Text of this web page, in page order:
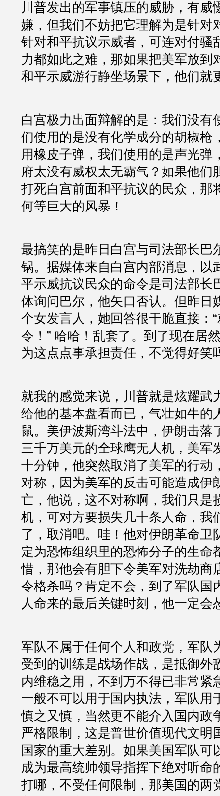
川普发出的军事镇压的威胁，有威
嫌，但我们不妨把它理解为是针对
针对和平抗议示威者，可连对付骚
力都如此之难，那如果把美军放到
和平示威游行静坐场景下，他们就
白宫极力出面辩解的是：我们没有
们使用的是没有化学成分的胡椒枪
用橡皮子弹，我们使用的是声光弹
府太没有威权太无霸气？如果他们
打死白宫前面和平抗议的民众，那
何等巨大的风暴！
最搞笑的是昨日白宫与司法部长巴
锅。据媒体来自白宫内部消息，以
平示威抗议民众的命令是司法部长
体询问巴尔，他矢口否认。但昨日
个女发言人，她回答很干脆直接：
令！” 哈哈！乱套了。到了现在居
为这点点事承担责任，不觉得好笑
就我的感觉来说，川普就是炫耀武
给他的基本盘看而已，气壮如牛的
鼠。美伊波斯湾斗法中，伊朗击落
三千万美元的全球鹰无人机，美军
十分钟，他突然取消了美军的行动
对称，因为美军的反击可能造成伊
亡，他说，这不对称啊，我们只是
机，可对方要损失几十条人命，我
了，取消吧。哇！他对伊朗革命卫
定为恐怖组织里的恐怖分子的生命
惜，那他会有胆下令美军对洗劫商
令格杀吗？肯定不会，到了军队国
人命来的最后关键时刻，他一定会
军队不属于任何个人和政党，军队
受到的训练是战场作战，是抵御外
内维稳之用，不到万不得已非常紧
一般不可以用于国内执法，军队用
慎之又慎，当然更不能介入国内政
严格限制，这是普世价值现代文明
国家的重大差别。如果美国军队可
成为最高统帅领导指挥下绝对听命
打哪，不受任何限制，那美国的两